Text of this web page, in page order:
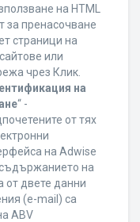
на HTML
за пренасочване
страници на
или
чрез Клик.
на
“ -
от тях
на Adwise
на
от двете данни
(e-mail) са
ABV